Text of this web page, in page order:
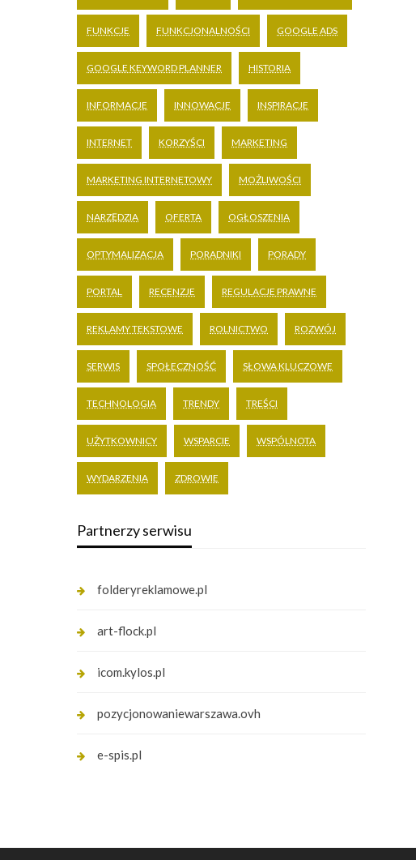
FUNKCJE FUNKCJONALNOŚCI GOOGLE ADS
GOOGLE KEYWORD PLANNER HISTORIA
INFORMACJE INNOWACJE INSPIRACJE
INTERNET KORZYŚCI MARKETING
MARKETING INTERNETOWY MOŻLIWOŚCI
NARZĘDZIA OFERTA OGŁOSZENIA
OPTYMALIZACJA PORADNIKI PORADY
PORTAL RECENZJE REGULACJE PRAWNE
REKLAMY TEKSTOWE ROLNICTWO ROZWÓJ
SERWIS SPOŁECZNOŚĆ SŁOWA KLUCZOWE
TECHNOLOGIA TRENDY TREŚCI
UŻYTKOWNICY WSPARCIE WSPÓLNOTA
WYDARZENIA ZDROWIE
Partnerzy serwisu
folderyreklamowe.pl
art-flock.pl
icom.kylos.pl
pozycjonowaniewarszawa.ovh
e-spis.pl